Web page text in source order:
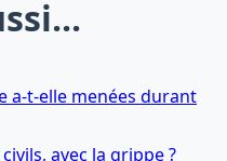
a-t-elle menées durant
avec la grippe ?